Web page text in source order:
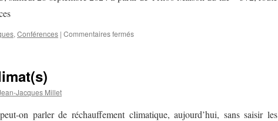
, Conférences | Commentaires ferméssur
Jacques Millet
on parler de réchauffement climatique, aujourd’hui, sans saisir les